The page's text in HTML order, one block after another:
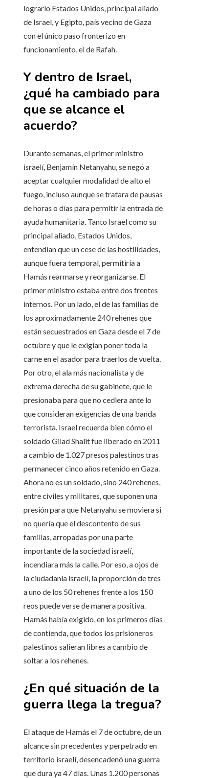
lograrlo Estados Unidos, principal aliado
de Israel, y Egipto, país vecino de Gaza
con el único paso fronterizo en
funcionamiento, el de Rafah.
Y dentro de Israel,
¿qué ha cambiado para
que se alcance el
acuerdo?
Durante semanas, el primer ministro
israelí, Benjamín Netanyahu, se negó a
aceptar cualquier modalidad de alto el
fuego, incluso aunque se tratara de pausas
de horas o días para permitir la entrada de
ayuda humanitaria. Tanto Israel como su
principal aliado, Estados Unidos,
entendían que un cese de las hostilidades,
aunque fuera temporal, permitiría a
Hamás rearmarse y reorganizarse. El
primer ministro estaba entre dos frentes
internos. Por un lado, el de las familias de
los aproximadamente 240 rehenes que
están secuestrados en Gaza desde el 7 de
octubre y que le exigían poner toda la
carne en el asador para traerlos de vuelta.
Por otro, el ala más nacionalista y de
extrema derecha de su gabinete, que le
presionaba para que no cediera ante lo
que consideran exigencias de una banda
terrorista. Israel recuerda bien cómo el
soldado Gilad Shalit fue liberado en 2011
a cambio de 1.027 presos palestinos tras
permanecer cinco años retenido en Gaza.
Ahora no es un soldado, sino 240 rehenes,
entre civiles y militares, que suponen una
presión para que Netanyahu se moviera si
no quería que el descontento de sus
familias, arropadas por una parte
importante de la sociedad israelí,
incendiara más la calle. Por eso, a ojos de
la ciudadanía israelí, la proporción de tres
a uno de los 50 rehenes frente a los 150
reos puede verse de manera positiva.
Hamás había exigido, en los primeros días
de contienda, que todos los prisioneros
palestinos salieran libres a cambio de
soltar a los rehenes.
¿En qué situación de la
guerra llega la tregua?
El ataque de Hamás el 7 de octubre, de un
alcance sin precedentes y perpetrado en
territorio israelí, desencadenó una guerra
que dura ya 47 días. Unas 1.200 personas